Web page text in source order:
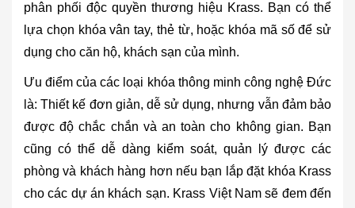
phân phối độc quyền thương hiệu Krass. Bạn có thể
lựa chọn khóa vân tay, thẻ từ, hoặc khóa mã số để sử
dụng cho căn hộ, khách sạn của mình.
Ưu điểm của các loại khóa thông minh công nghệ Đức
là: Thiết kế đơn giản, dễ sử dụng, nhưng vẫn đảm bảo
được độ chắc chắn và an toàn cho không gian. Bạn
cũng có thể dễ dàng kiểm soát, quản lý được các
phòng và khách hàng hơn nếu bạn lắp đặt khóa Krass
cho các dự án khách sạn. Krass Việt Nam sẽ đem đến